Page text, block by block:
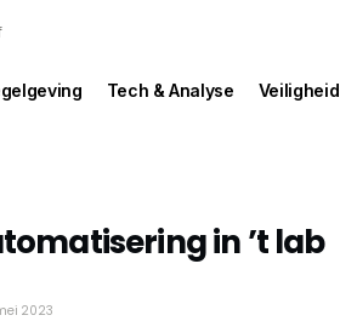
Tech & Analyse Veiligheid
in ’t lab
2023